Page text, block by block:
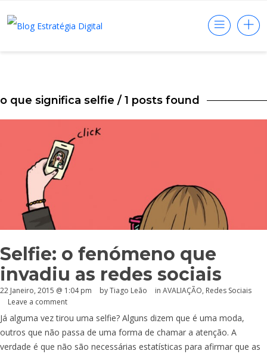
o que significa selfie / 1 posts found
Selfie: o fenómeno que
invadiu as redes sociais
22 Janeiro, 2015 @ 1:04 pm by Tiago Leão in AVALIAÇÃO, Redes Sociais
Leave a comment
Já alguma vez tirou uma selfie? Alguns dizem que é uma moda,
outros que não passa de uma forma de chamar a atenção. A
verdade é que não são necessárias estatísticas para afirmar que as